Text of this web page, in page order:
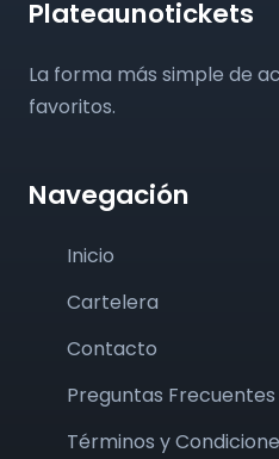
Plateaunotickets
La forma más simple de
favoritos.
Navegación
Inicio
Cartelera
Contacto
Preguntas Frecuentes
Términos y